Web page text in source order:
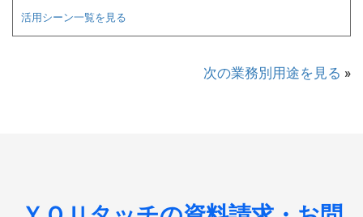
活用シーン一覧を見る
次の業務別用途を見る »